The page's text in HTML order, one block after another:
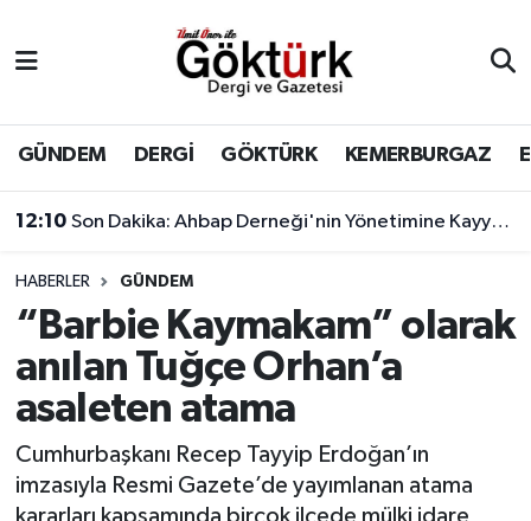
GÜNDEM DERGİ GÖKTÜRK KEMERBURGAZ
12:10 Son Dakika: Ahbap Derneği'nin Yönetimine Kayyum Atandı
HABERLER GÜNDEM
“Barbie Kaymakam” olarak
anılan Tuğçe Orhan’a
asaleten atama
Cumhurbaşkanı Recep Tayyip Erdoğan’ın
imzasıyla Resmi Gazete’de yayımlanan atama
BİLİM
DERGİ
DÜNYA
EĞİTİM
EKONOMİ
GÖKTÜRK
GÜNDEM
Eyüpsultan Hava Durumu
Eyüpsultan Trafik Yoğunluk Haritası
Süper Lig Puan Durumu ve Fikstür
Tüm Manşetler
Son Dakika Haberleri
Haber Arşivi